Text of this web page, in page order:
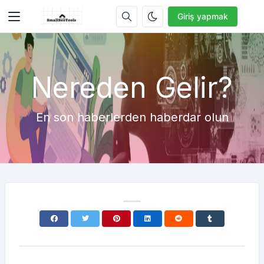
Giriş yapmak
Nereden Gelir?
En son haberlerden haberdar olun